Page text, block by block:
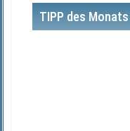
TIPP des Monats